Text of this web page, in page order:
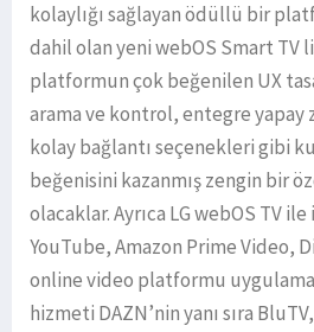
kolaylığı sağlayan ödüllü bir
dahil olan yeni webOS Smart TV
platformun çok beğenilen UX
arama ve kontrol, entegre yapay
kolay bağlantı seçenekleri gibi
beğenisini kazanmış zengin bir
olacaklar. Ayrıca LG webOS TV
YouTube, Amazon Prime Video,
online video platformu
hizmeti DAZN’nin yanı sıra